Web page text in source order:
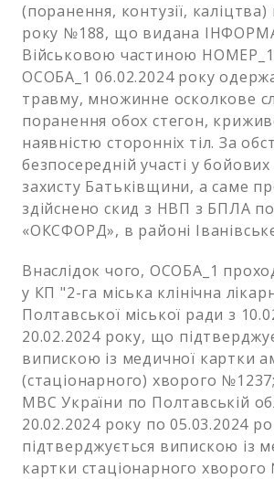
(поранення, контузії, каліцтва)
року №188, що видана
Військовою частиною НОМЕР_1
ОСОБА_1 06.02.2024 року
травму, множинне осколкове
поранення обох стегон,
наявністю сторонніх тіл. За
безпосередній участі у бойових
захисту Батьківщини, а саме
здійснено скид з НВП з БПЛА
«ОКСФОРД», в районі
Внаслідок чого, ОСОБА_1
у КП "2-га міська клінічна
Полтавської міської ради з
20.02.2024 року, що
випискою із медичної картки
(стаціонарного) хворого
МВС України по Полтавській
20.02.2024 року по 05.03.2024
підтверджується випискою із
картки стаціонарного хворого